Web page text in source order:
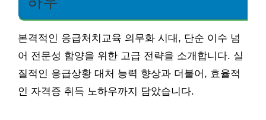
본격적인 응급처치교육 의무화 시대, 단순 이수 넘
어 전문성 함양을 위한 고급 전략을 소개합니다. 실
질적인 응급상황 대처 능력 향상과 더불어, 효율적
인 자격증 취득 노하우까지 담았습니다.